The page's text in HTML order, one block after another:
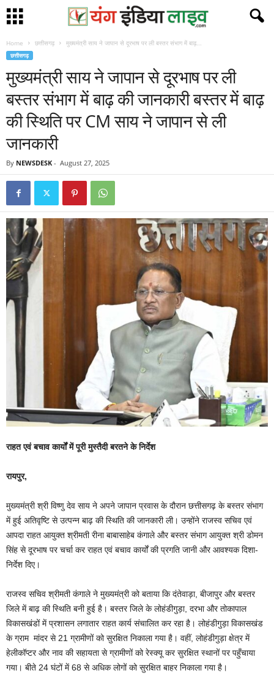
Home छत्तीसगढ़ मुख्यमंत्री साय ने जापान से दूरभाष पर ली बस्तर संभाग में बाढ़...
छत्तीसगढ़
मुख्यमंत्री साय ने जापान से दूरभाष पर ली
बस्तर संभाग में बाढ़ की जानकारी बस्तर में बाढ़
की स्थिति पर CM साय ने जापान से ली
जानकारी
By NEWSDESK - August 27, 2025
राहत एवं बचाव कार्यों में पूरी मुस्तैदी बरतने के निर्देश
रायपुर,
मुख्यमंत्री श्री विष्णु देव साय ने अपने जापान प्रवास के दौरान छत्तीसगढ़ के बस्तर संभाग
में हुई अतिवृष्टि से उत्पन्न बाढ़ की स्थिति की जानकारी ली। उन्होंने राजस्व सचिव एवं
आपदा राहत आयुक्त श्रीमती रीना बाबासाहेब कंगाले और बस्तर संभाग आयुक्त श्री डोमन
सिंह से दूरभाष पर चर्चा कर राहत एवं बचाव कार्यों की प्रगति जानी और आवश्यक दिशा-
निर्देश दिए।
राजस्व सचिव श्रीमती कंगाले ने मुख्यमंत्री को बताया कि दंतेवाड़ा, बीजापुर और बस्तर
जिले में बाढ़ की स्थिति बनी हुई है। बस्तर जिले के लोहंडीगुड़ा, दरभा और तोकापाल
विकासखंडों में प्रशासन लगातार राहत कार्य संचालित कर रहा है। लोहंडीगुड़ा विकासखंड
के ग्राम मांदर से 21 ग्रामीणों को सुरक्षित निकाला गया है। वहीं, लोहंडीगुड़ा क्षेत्र में
हेलीकॉप्टर और नाव की सहायता से ग्रामीणों को रेस्क्यू कर सुरक्षित स्थानों पर पहुँचाया
गया। बीते 24 घंटों में 68 से अधिक लोगों को सुरक्षित बाहर निकाला गया है।